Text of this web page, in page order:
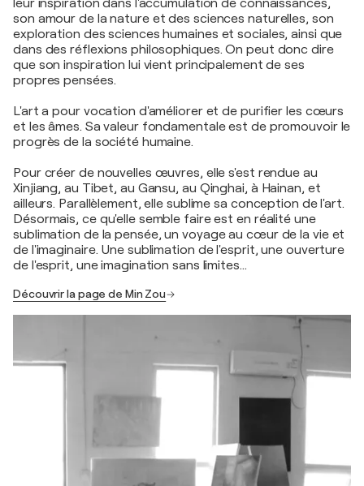
leur inspiration dans l'accumulation de connaissances,
son amour de la nature et des sciences naturelles, son
exploration des sciences humaines et sociales, ainsi que
dans des réflexions philosophiques. On peut donc dire
que son inspiration lui vient principalement de ses
propres pensées.
L'art a pour vocation d'améliorer et de purifier les cœurs
et les âmes. Sa valeur fondamentale est de promouvoir le
progrès de la société humaine.
Pour créer de nouvelles œuvres, elle s'est rendue au
Xinjiang, au Tibet, au Gansu, au Qinghai, à Hainan, et
ailleurs. Parallèlement, elle sublime sa conception de l'art.
Désormais, ce qu'elle semble faire est en réalité une
sublimation de la pensée, un voyage au cœur de la vie et
de l'imaginaire. Une sublimation de l'esprit, une ouverture
de l'esprit, une imagination sans limites…
Découvrir la page de Min Zou